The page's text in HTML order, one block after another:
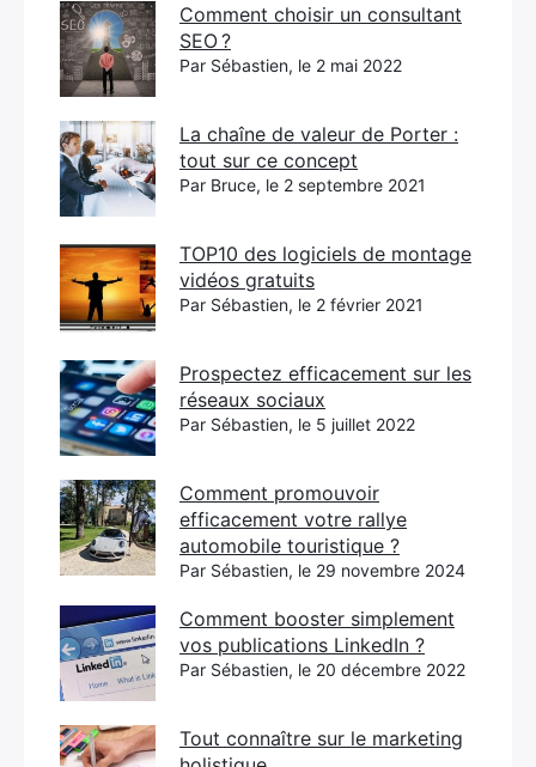
Comment choisir un consultant
SEO ?
Par Sébastien, le 2 mai 2022
La chaîne de valeur de Porter :
tout sur ce concept
Par Bruce, le 2 septembre 2021
TOP10 des logiciels de montage
vidéos gratuits
Par Sébastien, le 2 février 2021
Prospectez efficacement sur les
réseaux sociaux
Par Sébastien, le 5 juillet 2022
Comment promouvoir
efficacement votre rallye
automobile touristique ?
Par Sébastien, le 29 novembre 2024
Comment booster simplement
vos publications LinkedIn ?
Par Sébastien, le 20 décembre 2022
Tout connaître sur le marketing